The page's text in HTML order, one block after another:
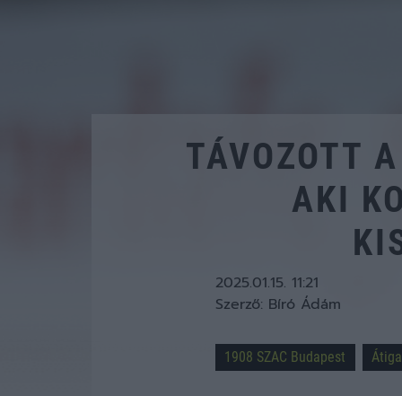
TÁVOZOTT
AKI
2025.01.15. 11:21
Szerző: Bíró Ádám
1908 SZAC Budapest